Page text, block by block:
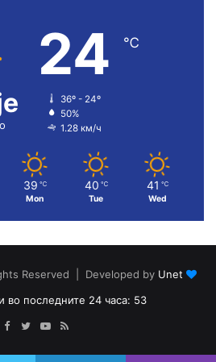
24 ℃
36º - 24º
50%
1.28 км/ч
39 ℃
Mon
40 ℃
Tue
41 ℃
Wed
Reserved | Developed by Unet
во последните 24 часа: 53
Facebook
TwitterYouTube
RSS